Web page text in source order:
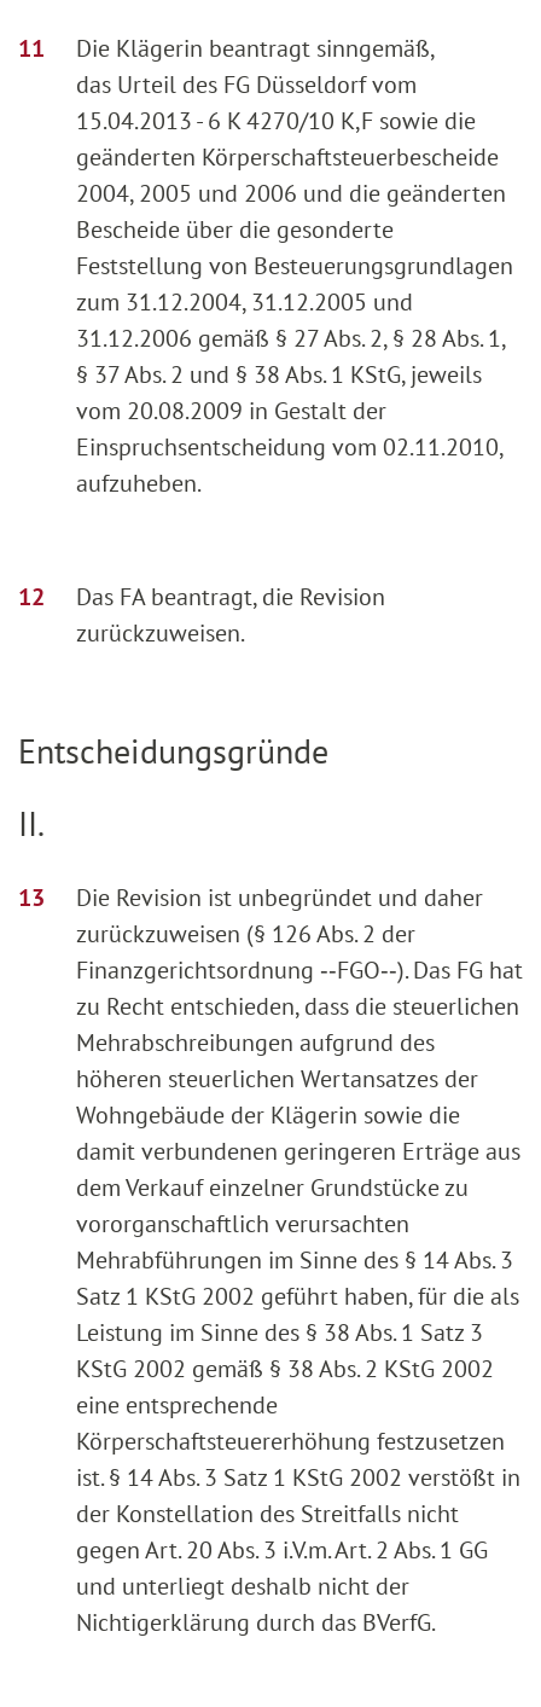
Die Klägerin beantragt sinngemäß,
das Urteil des FG Düsseldorf vom
15.04.2013 - 6 K 4270/10 K,F sowie die
geänderten Körperschaftsteuerbescheide
2004, 2005 und 2006 und die geänderten
Bescheide über die gesonderte
Feststellung von Besteuerungsgrundlagen
zum 31.12.2004, 31.12.2005 und
31.12.2006 gemäß § 27 Abs. 2, § 28 Abs. 1,
§ 37 Abs. 2 und § 38 Abs. 1 KStG, jeweils
vom 20.08.2009 in Gestalt der
Einspruchsentscheidung vom 02.11.2010,
aufzuheben.
Das FA beantragt, die Revision
zurückzuweisen.
Entscheidungsgründe
II.
Die Revision ist unbegründet und daher
zurückzuweisen (§ 126 Abs. 2 der
Finanzgerichtsordnung ‑‑FGO‑‑). Das FG hat
zu Recht entschieden, dass die steuerlichen
Mehrabschreibungen aufgrund des
höheren steuerlichen Wertansatzes der
Wohngebäude der Klägerin sowie die
damit verbundenen geringeren Erträge aus
dem Verkauf einzelner Grundstücke zu
vororganschaftlich verursachten
Mehrabführungen im Sinne des § 14 Abs. 3
Satz 1 KStG 2002 geführt haben, für die als
Leistung im Sinne des § 38 Abs. 1 Satz 3
KStG 2002 gemäß § 38 Abs. 2 KStG 2002
eine entsprechende
Körperschaftsteuererhöhung festzusetzen
ist. § 14 Abs. 3 Satz 1 KStG 2002 verstößt in
der Konstellation des Streitfalls nicht
gegen Art. 20 Abs. 3 i.V.m. Art. 2 Abs. 1 GG
und unterliegt deshalb nicht der
Nichtigerklärung durch das BVerfG.